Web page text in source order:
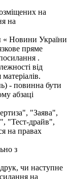
на
на
« Новини України
пряме
.
від
- повинна бути
абзаці
"Заява",
"Тест-драйв",
на правах
з
чи наступне
на